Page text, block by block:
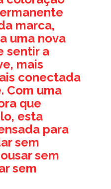
marca,
uma nova
sentir a
mais
conectada
Com uma
que
esta
para
sem
sem
sem